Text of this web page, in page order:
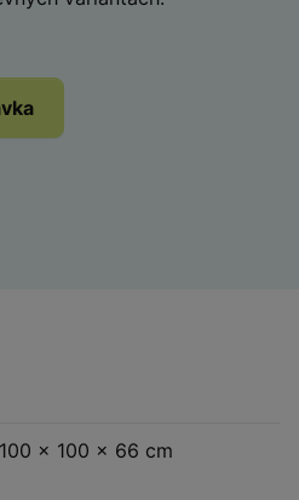
100 x 100 x 66 cm